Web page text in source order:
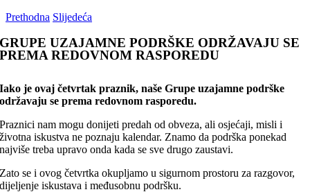
Prethodna Slijedeća
GRUPE UZAJAMNE PODRŠKE ODRŽAVAJU SE
PREMA REDOVNOM RASPOREDU
Iako je ovaj četvrtak praznik, naše Grupe uzajamne podrške
održavaju se prema redovnom rasporedu.
Praznici nam mogu donijeti predah od obveza, ali osjećaji, misli i
životna iskustva ne poznaju kalendar. Znamo da podrška ponekad
najviše treba upravo onda kada se sve drugo zaustavi.
Zato se i ovog četvrtka okupljamo u sigurnom prostoru za razgovor,
dijeljenje iskustava i međusobnu podršku.